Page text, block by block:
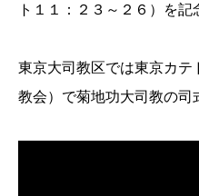
ト１１：２３～２６）を記
東京大司教区では東京カテ
教会）で菊地功大司教の司